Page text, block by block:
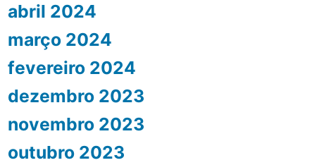
abril 2024
março 2024
fevereiro 2024
dezembro 2023
novembro 2023
outubro 2023